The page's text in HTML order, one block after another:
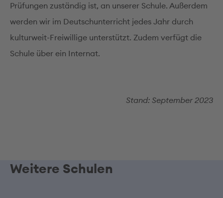
Prüfungen zuständig ist, an unserer Schule. Außerdem
werden wir im Deutschunterricht jedes Jahr durch
kulturweit-Freiwillige unterstützt. Zudem verfügt die
Schule über ein Internat.
Stand: September 2023
Weitere Schulen